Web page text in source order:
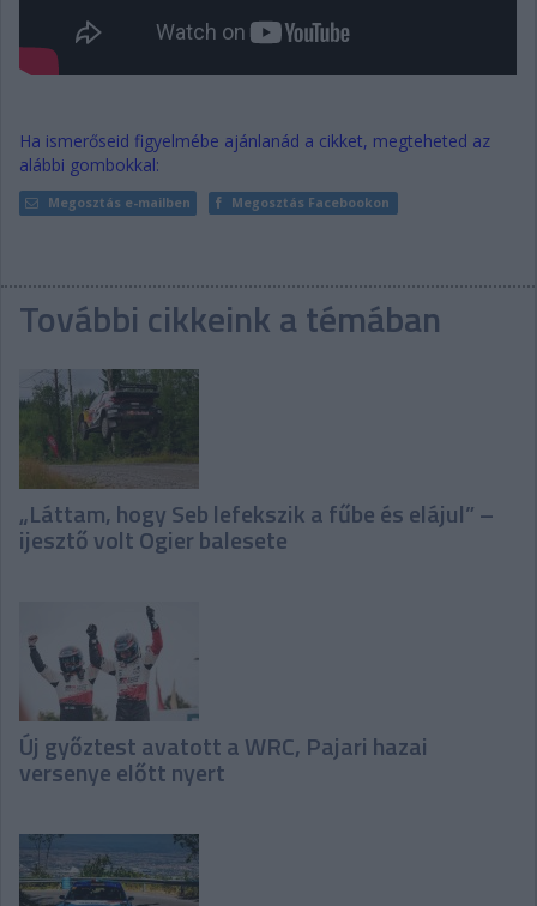
Ha ismerőseid figyelmébe ajánlanád a cikket, megteheted az
alábbi gombokkal:
Megosztás e-mailben Megosztás Facebookon
További cikkeink a témában
„Láttam, hogy Seb lefekszik a fűbe és elájul” –
ijesztő volt Ogier balesete
Új győztest avatott a WRC, Pajari hazai
versenye előtt nyert